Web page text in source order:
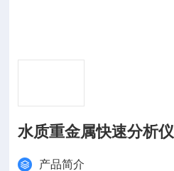
水质重金属快速分析仪
产品简介